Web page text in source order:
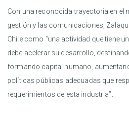
Con una reconocida trayectoria en el
gestión y las comunicaciones,
Chile como “una actividad que tiene
debe acelerar su desarrollo,
formando capital humano,
políticas públicas adecuadas que
requerimientos de esta industria”.